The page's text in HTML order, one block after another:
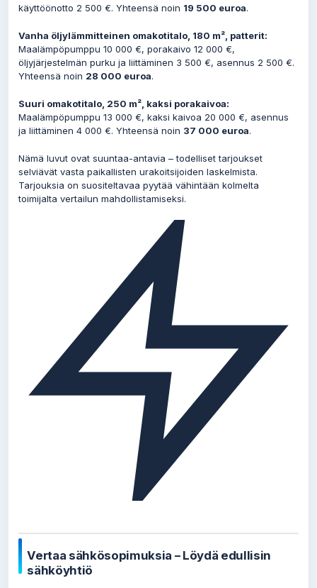
käyttöönotto 2 500 €. Yhteensä noin 19 500 euroa.
Vanha öljylämmitteinen omakotitalo, 180 m², patterit:
Maalämpöpumppu 10 000 €, porakaivo 12 000 €,
öljyjärjestelmän purku ja liittäminen 3 500 €, asennus 2 500 €.
Yhteensä noin 28 000 euroa.
Suuri omakotitalo, 250 m², kaksi porakaivoa:
Maalämpöpumppu 13 000 €, kaksi kaivoa 20 000 €, asennus
ja liittäminen 4 000 €. Yhteensä noin 37 000 euroa.
Nämä luvut ovat suuntaa-antavia – todelliset tarjoukset
selviävät vasta paikallisten urakoitsijoiden laskelmista.
Tarjouksia on suositeltavaa pyytää vähintään kolmelta
toimijalta vertailun mahdollistamiseksi.
Vertaa sähkösopimuksia – Löydä edullisin
sähköyhtiö